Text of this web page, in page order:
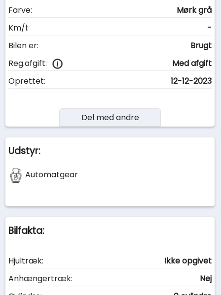
Farve:
Mørk grå
Km/l:
-
Bilen er:
Brugt
Reg.afgift:
Med afgift
Oprettet:
12-12-2023
Del med andre
Udstyr:
Automatgear
Bilfakta:
Hjultræk:
Ikke opgivet
Anhængertræk:
Nej